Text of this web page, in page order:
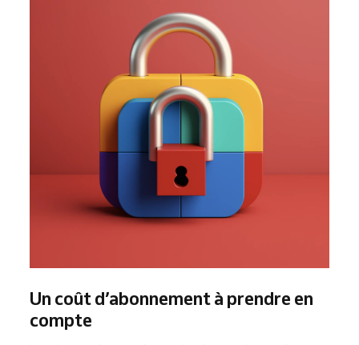
Un coût d’abonnement à prendre en
compte